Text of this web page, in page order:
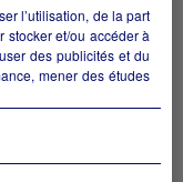
FdJ,
et
l’utilisation, de la part
stocker et/ou accéder à
des publicités et du
mener des études
liées à la